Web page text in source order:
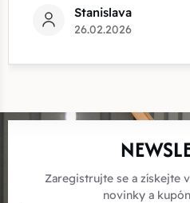
Stanislava
26.02.2026
Zaregistrujte se a získejte
novinky a